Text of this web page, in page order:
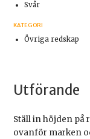
Svår
KATEGORI
Övriga redskap
Utförande
Ställ in höjden på
ovanför marken